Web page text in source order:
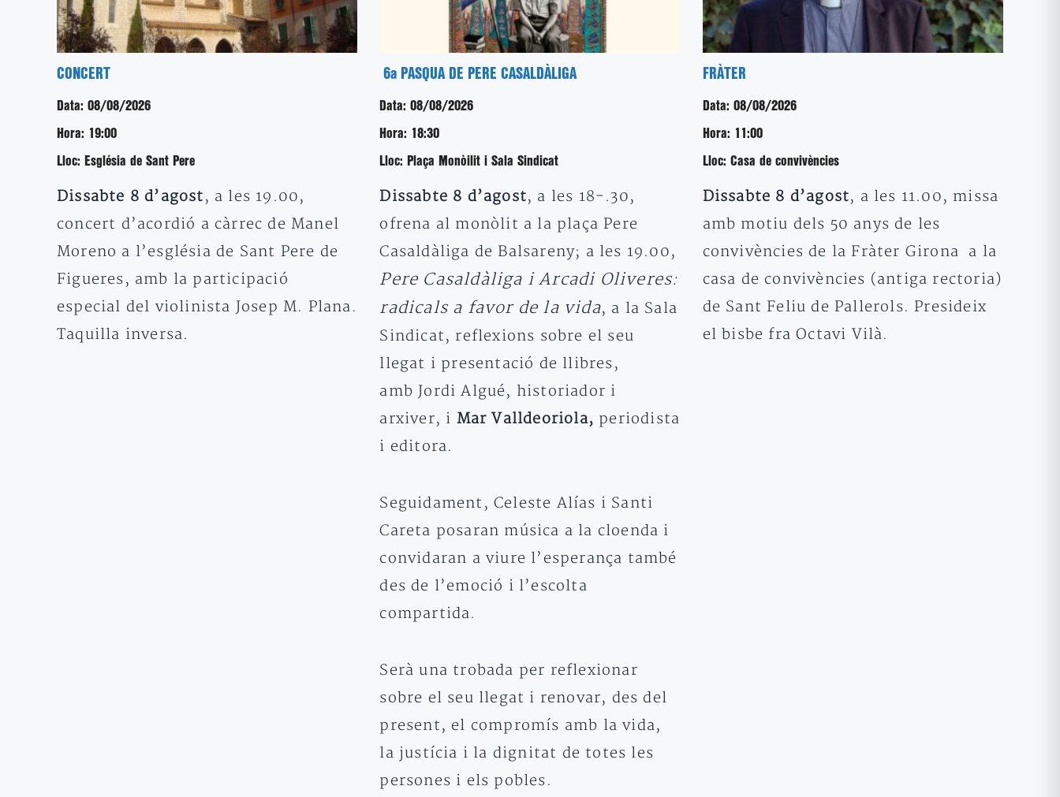
CONCERT
Data: 08/08/2026
Hora: 19:00
Lloc: Església de Sant Pere
Dissabte 8 d’agost, a les 19.00,
concert d’acordió a càrrec de Manel
Moreno a l’església de Sant Pere de
Figueres, amb la participació
especial del violinista Josep M. Plana.
Taquilla inversa.
6a PASQUA DE PERE CASALDÀLIGA
Data: 08/08/2026
Hora: 18:30
Lloc: Plaça Monòilit i Sala Sindicat
Dissabte 8 d’agost, a les 18-.30,
ofrena al monòlit a la plaça Pere
Casaldàliga de Balsareny; a les 19.00,
Pere Casaldàliga i Arcadi Oliveres:
radicals a favor de la vida, a la Sala
Sindicat, reflexions sobre el seu
llegat i presentació de llibres,
amb Jordi Algué, historiador i
arxiver, i Mar Valldeoriola, periodista
i editora.
Seguidament, Celeste Alías i Santi
Careta posaran música a la cloenda i
convidaran a viure l’esperança també
des de l’emoció i l’escolta
compartida.
Serà una trobada per reflexionar
sobre el seu llegat i renovar, des del
present, el compromís amb la vida,
la justícia i la dignitat de totes les
persones i els pobles.
FRÀTER
Data: 08/08/2026
Hora: 11:00
Lloc: Casa de convivències
Dissabte 8 d’agost, a les 11.00, missa
amb motiu dels 50 anys de les
convivències de la Fràter Girona a la
casa de convivències (antiga rectoria)
de Sant Feliu de Pallerols. Presideix
el bisbe fra Octavi Vilà.